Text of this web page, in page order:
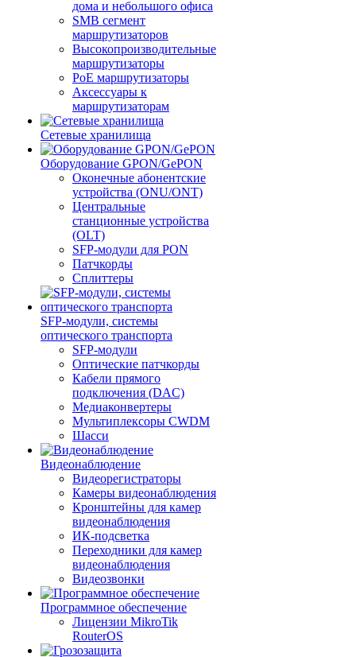
дома и небольшого офиса
SMB сегмент
маршрутизаторов
Высокопроизводительные
маршрутизаторы
PoE маршрутизаторы
Аксессуары к
маршрутизаторам
Сетевые хранилища
Оборудование GPON/GePON
Оконечные абонентские
устройства (ONU/ONT)
Центральные
станционные устройства
(OLT)
SFP-модули для PON
Патчкорды
Сплиттеры
SFP-модули, системы
оптического транспорта
SFP-модули
Оптические патчкорды
Кабели прямого
подключения (DAC)
Медиаконвертеры
Мультиплексоры CWDM
Шасси
Видеонаблюдение
Видеорегистраторы
Камеры видеонаблюдения
Кронштейны для камер
видеонаблюдения
ИК-подсветка
Переходники для камер
видеонаблюдения
Видеозвонки
Программное обеспечение
Лицензии MikroTik
RouterOS